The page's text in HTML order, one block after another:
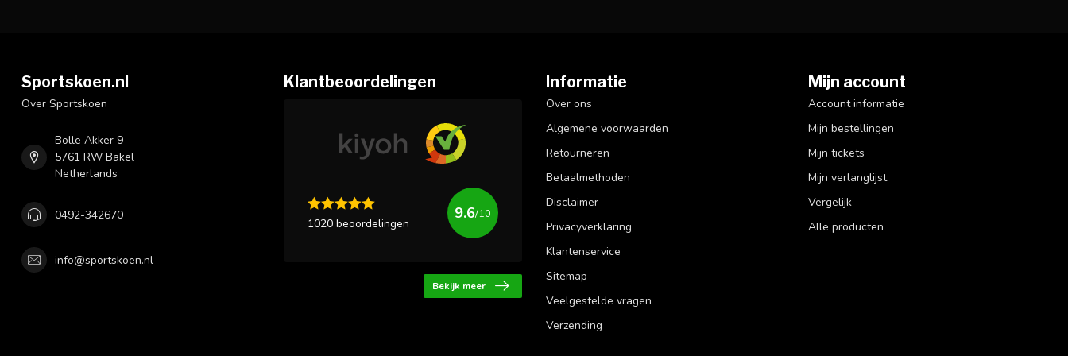
Sportskoen.nl
Over Sportskoen
Bolle Akker 9
5761 RW Bakel
Netherlands
0492-342670
info@sportskoen.nl
Klantbeoordelingen
1020 beoordelingen
9.6/10
Bekijk meer
Informatie
Over ons
Algemene voorwaarden
Retourneren
Betaalmethoden
Disclaimer
Privacyverklaring
Klantenservice
Sitemap
Veelgestelde vragen
Verzending
Mijn account
Account informatie
Mijn bestellingen
Mijn tickets
Mijn verlanglijst
Vergelijk
Alle producten